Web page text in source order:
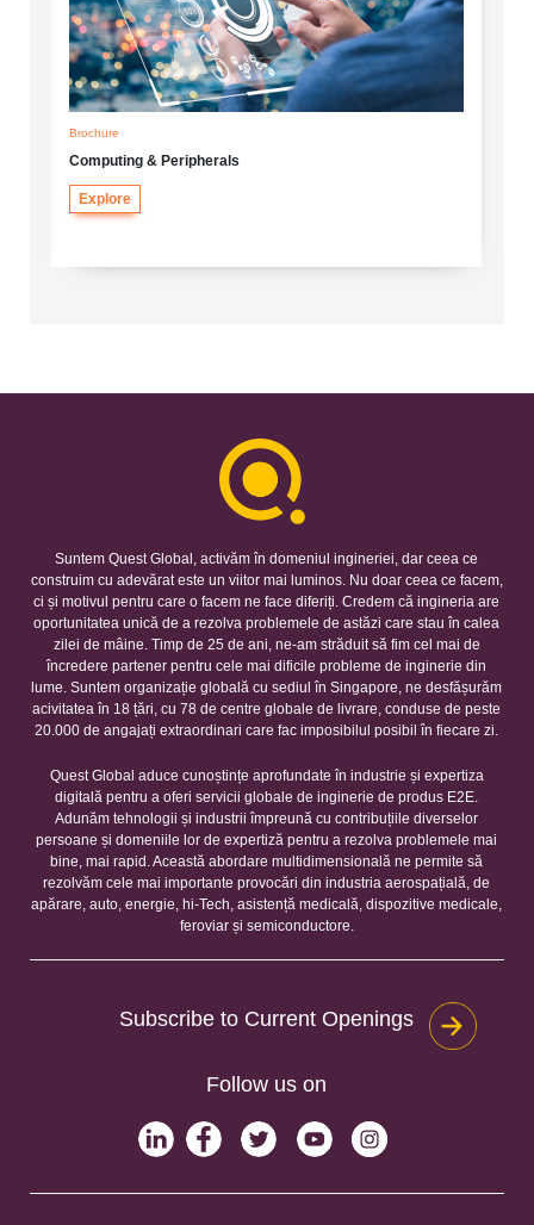
Brochure
Computing & Peripherals
Explore
Suntem Quest Global, activăm în domeniul ingineriei, dar ceea ce
construim cu adevărat este un viitor mai luminos. Nu doar ceea ce facem,
ci și motivul pentru care o facem ne face diferiți. Credem că ingineria are
oportunitatea unică de a rezolva problemele de astăzi care stau în calea
zilei de mâine. Timp de 25 de ani, ne-am străduit să fim cel mai de
încredere partener pentru cele mai dificile probleme de inginerie din
lume. Suntem organizație globală cu sediul în Singapore, ne desfășurăm
acivitatea în 18 țări, cu 78 de centre globale de livrare, conduse de peste
20.000 de angajați extraordinari care fac imposibilul posibil în fiecare zi.
Quest Global aduce cunoștințe aprofundate în industrie și expertiza
digitală pentru a oferi servicii globale de inginerie de produs E2E.
Adunăm tehnologii și industrii împreună cu contribuțiile diverselor
persoane și domeniile lor de expertiză pentru a rezolva problemele mai
bine, mai rapid. Această abordare multidimensională ne permite să
rezolvăm cele mai importante provocări din industria aerospațială, de
apărare, auto, energie, hi-Tech, asistență medicală, dispozitive medicale,
feroviar și semiconductore.
Subscribe to Current Openings
Follow us on